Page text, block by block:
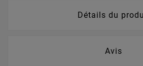
Détails du
Avis